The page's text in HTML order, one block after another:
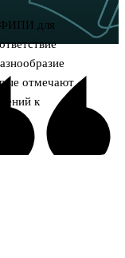
ФИПИ для
отмечают
к